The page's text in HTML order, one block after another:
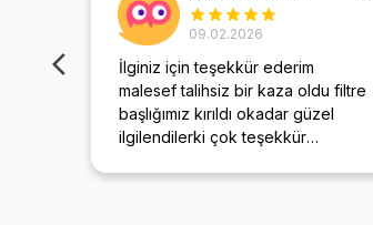
09.02.2026
İlginiz için teşekkür ederim
malesef talihsiz bir kaza oldu filtre
başlığımız kırıldı okadar güzel
ilgilendilerki çok teşekkür
diyecek laf yok 🤩